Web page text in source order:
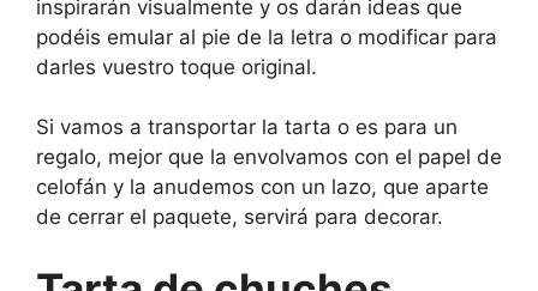
inspirarán visualmente y os darán ideas que
podéis emular al pie de la letra o modificar para
darles vuestro toque original.
Si vamos a transportar la tarta o es para un
regalo, mejor que la envolvamos con el papel de
celofán y la anudemos con un lazo, que aparte
de cerrar el paquete, servirá para decorar.